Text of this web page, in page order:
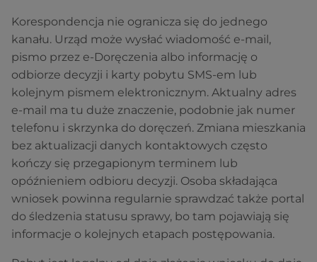
Korespondencja nie ogranicza się do jednego
kanału. Urząd może wysłać wiadomość e-mail,
pismo przez e-Doręczenia albo informację o
odbiorze decyzji i karty pobytu SMS-em lub
kolejnym pismem elektronicznym. Aktualny adres
e-mail ma tu duże znaczenie, podobnie jak numer
telefonu i skrzynka do doręczeń. Zmiana mieszkania
bez aktualizacji danych kontaktowych często
kończy się przegapionym terminem lub
opóźnieniem odbioru decyzji. Osoba składająca
wniosek powinna regularnie sprawdzać także portal
do śledzenia statusu sprawy, bo tam pojawiają się
informacje o kolejnych etapach postępowania.